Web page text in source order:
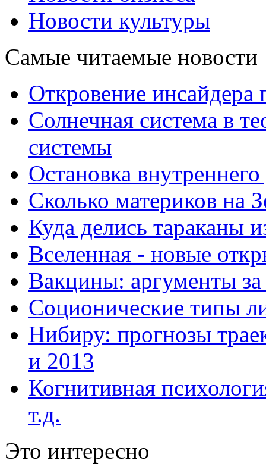
Новости культуры
Самые читаемые новости
Откровение инсайдера
Солнечная система в
системы
Остановка внутреннего
Сколько материков на
Куда делись тараканы
Вселенная - новые
Вакцины: аргументы
Соционические типы
Нибиру: прогнозы
и 2013
Когнитивная
т.д.
Это интересно